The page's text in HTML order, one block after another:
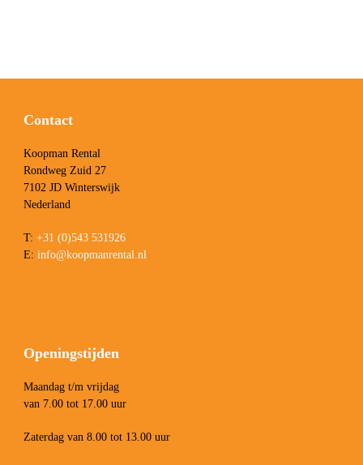
Contact
Koopman Rental
Rondweg Zuid 27
7102 JD Winterswijk
Nederland
T: +31 (0)543 531926
E: info@koopmanrental.nl
Openingstijden
Maandag t/m vrijdag
van 7.00 tot 17.00 uur
Zaterdag van 8.00 tot 13.00 uur